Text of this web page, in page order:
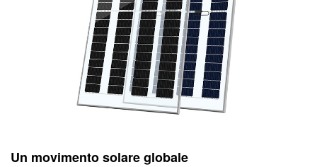
Un movimento solare globale